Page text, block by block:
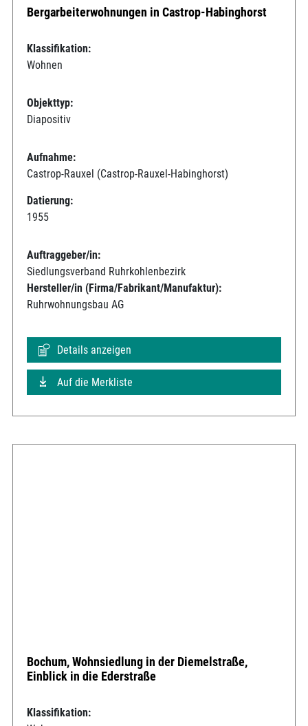
Bergarbeiterwohnungen in Castrop-Habinghorst
Klassifikation:
Wohnen
Objekttyp:
Diapositiv
Aufnahme:
Castrop-Rauxel (Castrop-Rauxel-Habinghorst)
Datierung:
1955
Auftraggeber/in:
Siedlungsverband Ruhrkohlenbezirk
Hersteller/in (Firma/Fabrikant/Manufaktur):
Ruhrwohnungsbau AG
Details anzeigen
Auf die Merkliste
Bochum, Wohnsiedlung in der Diemelstraße,
Einblick in die Ederstraße
Klassifikation: